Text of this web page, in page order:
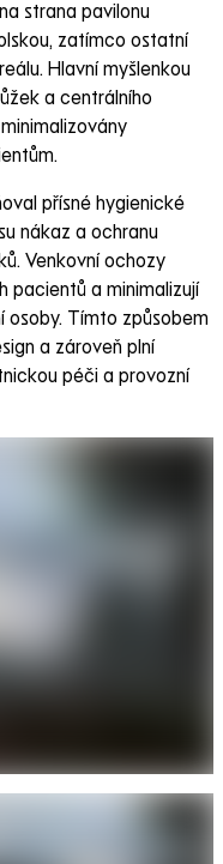
strana pavilonu
zatímco ostatní
Hlavní myšlenkou
a centrálního
přísné hygienické
nákaz a ochranu
Venkovní ochozy
pacientů a minimalizují
osoby. Tímto způsobem
a zároveň plní
péči a provozní